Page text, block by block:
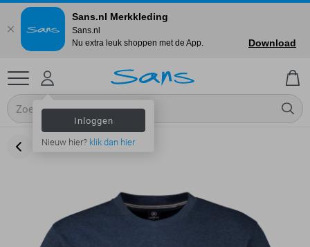
Inloggen
Nieuw hier? klik dan hier
Sans.nl Merkkleding
Sans.nl
Nu extra leuk shoppen met de App.
Download